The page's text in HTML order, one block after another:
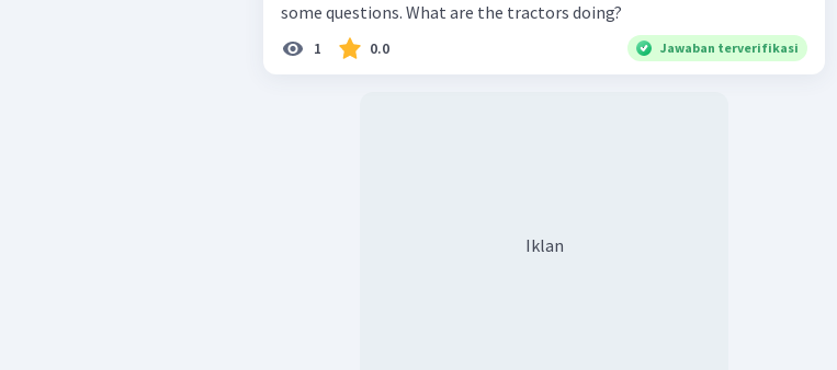
some questions. What are the tractors doing?
1 0.0 Jawaban terverifikasi
Iklan